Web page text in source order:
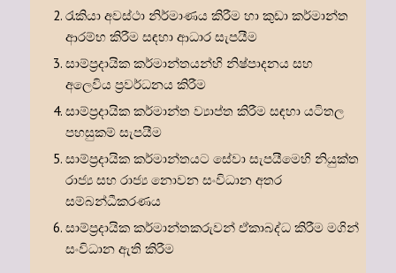
රැකියා අවස්ථා නිර්මාණය කිරීම හා කුඩා කර්මාන්ත
ආරම්භ කිරීම සඳහා ආධාර සැපයීම
සාම්ප්‍රදායික කර්මාන්තයන්හි නිෂ්පාදනය සහ
අලෙවිය ප්‍රවර්ධනය කිරීම
සාම්ප්‍රදායික කර්මාන්ත ව්‍යාප්ත කිරීම සඳහා යටිතල
පහසුකම් සැපයීම
සාම්ප්‍රදායික කර්මාන්තයට සේවා සැපයීමෙහි නියුක්ත
රාජ්‍ය සහ රාජ්‍ය නොවන සංවිධාන අතර
සම්බන්ධීකරණය
සාම්ප්‍රදායික කර්මාන්තකරුවන් ඒකාබද්ධ කිරීම මගින්
සංවිධාන ඇති කිරීම